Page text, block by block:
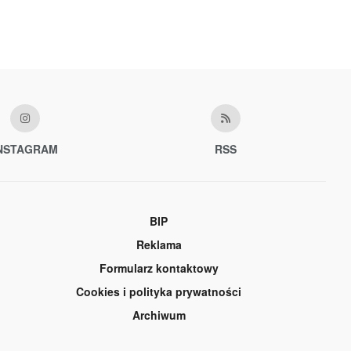
RSS
BIP
Reklama
Formularz kontaktowy
Cookies i polityka prywatności
Archiwum